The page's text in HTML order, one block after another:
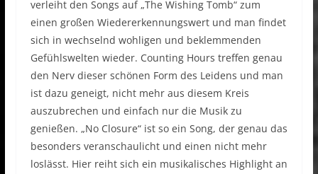
verleiht den Songs auf „The Wishing Tomb“ zum
einen großen Wiedererkennungswert und man findet
sich in wechselnd wohligen und beklemmenden
Gefühlswelten wieder. Counting Hours treffen genau
den Nerv dieser schönen Form des Leidens und man
ist dazu geneigt, nicht mehr aus diesem Kreis
auszubrechen und einfach nur die Musik zu
genießen. „No Closure“ ist so ein Song, der genau das
besonders veranschaulicht und einen nicht mehr
loslässt. Hier reiht sich ein musikalisches Highlight an